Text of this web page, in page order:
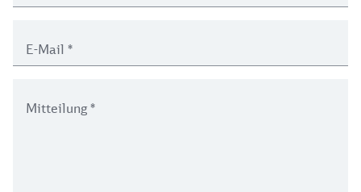
E-Mail *
Mitteilung *